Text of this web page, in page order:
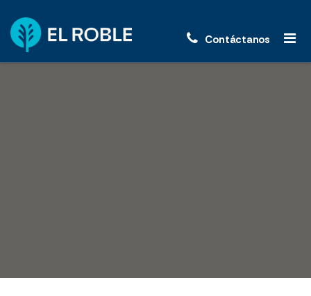
Contáctanos